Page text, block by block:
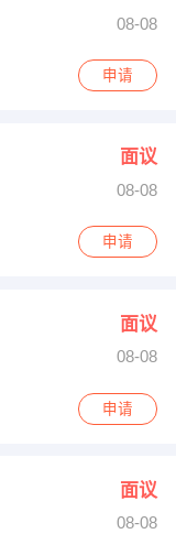
08-08
申请
面议
08-08
申请
面议
08-08
申请
面议
08-08